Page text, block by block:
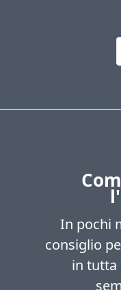
In pochi
consiglio
in tutta